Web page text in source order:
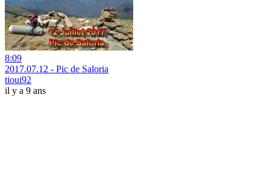
8:09
2017.07.12 - Pic de Saloria
tioui92
il y a 9 ans